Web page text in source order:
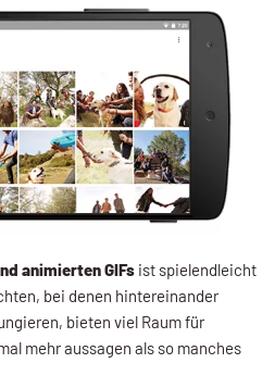
animierten GIFs ist spielendleicht
bei denen hintereinander
bieten viel Raum für
mehr aussagen als so manches